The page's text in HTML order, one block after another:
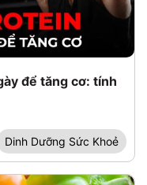
để tăng cơ: tính
Dinh Dưỡng Sức Khoẻ